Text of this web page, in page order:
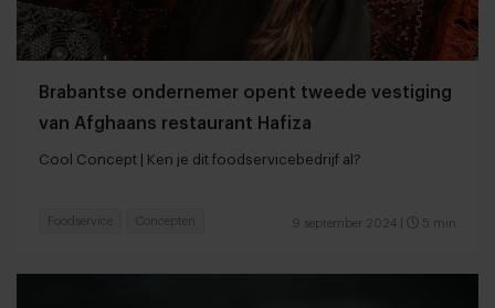
Brabantse ondernemer opent tweede vestiging
van Afghaans restaurant Hafiza
Cool Concept | Ken je dit foodservicebedrijf al?
9 september 2024 5 min
Foodservice Concepten